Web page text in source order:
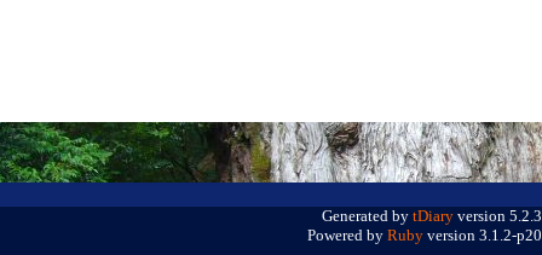
Generated by tDiary version 5.2.3
Powered by Ruby version 3.1.2-p20